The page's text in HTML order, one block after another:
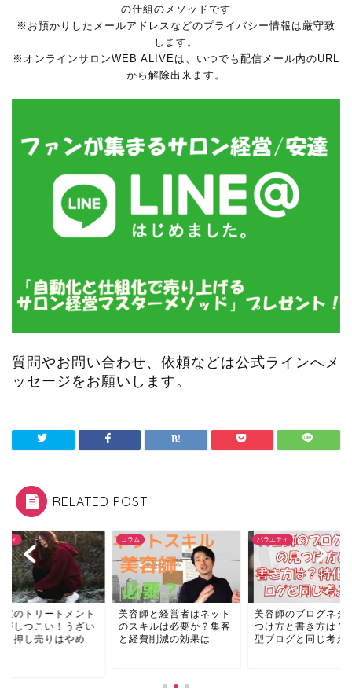
の仕組のメソッドです
※お預かりしたメールアドレスなどのプライバシー情報は厳守致
します。
※オンラインサロンWEB ALIVEは、いつでも配信メール内のURL
から解除出来ます。
質問やお問い合わせ、依頼などは公式ラインへメ
ッセージをお願いします。
RELATED POST
師と経営者はネット
キルは必要か？集客
費削減の効果は
バラエティ
美容師のブログネタの見
つけ方と書き方は？特化
型ブログと同じ考え方
バラエティ
美容室のトリートメ
勧誘がしつこい！う
営業と押し売りはや